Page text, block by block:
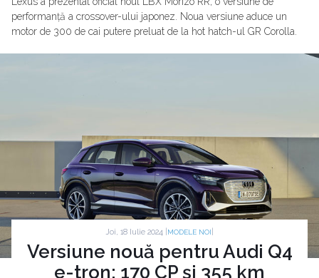
performanță a crossover-ului japonez. Noua versiune aduce un
motor de 300 de cai putere preluat de la hot hatch-ul GR Corolla.
Joi, 18 Iulie 2024 | MODELE NOI
Versiune nouă pentru Audi Q4
e-tron: 170 CP și 355 km